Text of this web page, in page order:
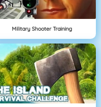
Military Shooter Training